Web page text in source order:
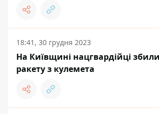
18:41, 30 грудня 2023
На Київщині нацгвардійці
ракету з кулемета